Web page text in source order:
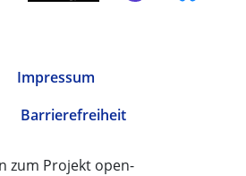
Impressum
Barrierefreiheit
zum Projekt open-